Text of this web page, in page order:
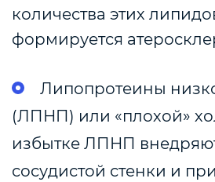
количества этих
формируется
Липопротеины
(ЛПНП) или «плохой»
избытке ЛПНП
сосудистой стенки и